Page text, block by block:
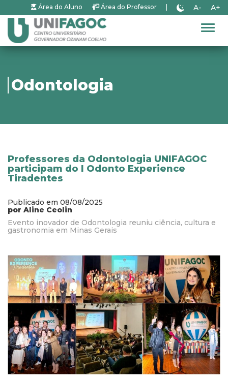
Área do Aluno Área do Professor A- A+
Odontologia
Professores da Odontologia UNIFAGOC
participam do I Odonto Experience
Tiradentes
Publicado em 08/08/2025
por Aline Ceolin
Evento inovador de Odontologia reuniu ciência, cultura e
gastronomia em Minas Gerais